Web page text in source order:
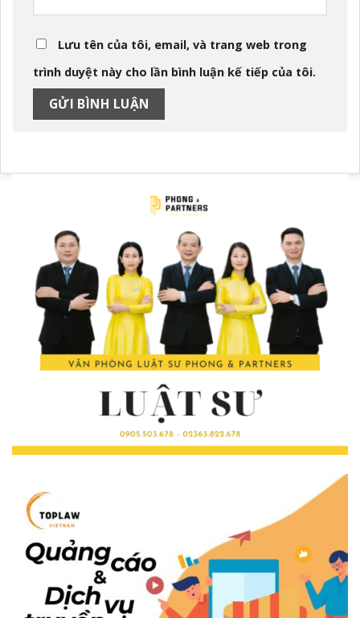
Lưu tên của tôi, email, và trang web trong
trình duyệt này cho lần bình luận kế tiếp của tôi.